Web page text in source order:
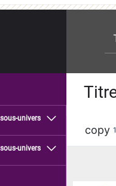
univers
univers
copy